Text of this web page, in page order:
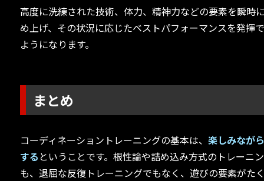
高度に洗練された技術、体力、精神力などの要素を瞬時
め上げ、その状況に応じたベストパフォーマンスを発揮
ようになります。
まとめ
コーディネーショントレーニングの基本は、楽しみなが
する ということです。根性論や詰め込み方式のトレーニ
も、退屈な反復トレーニングでもなく、遊びの要素がた